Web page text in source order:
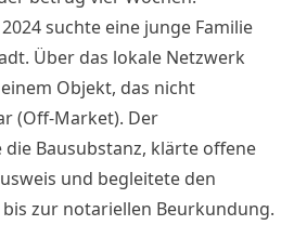
suchte eine junge Familie
Über das lokale Netzwerk
Objekt, das nicht
(Off-Market). Der
Bausubstanz, klärte offene
und begleitete den
zur notariellen Beurkundung.